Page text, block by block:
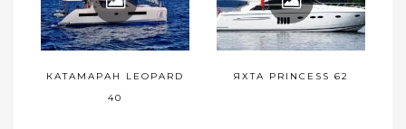
КАТАМАРАН LEOPARD
40
ЯХТА PRINCESS 62